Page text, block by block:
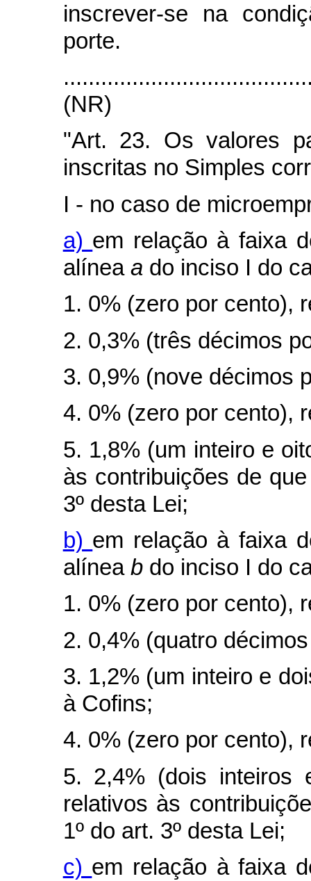
inscrever-se na
porte.
(NR)
"Art. 23. Os valores
inscritas no Simples
I - no caso de
a) em relação à faixa
alínea a do inciso I do
1. 0% (zero por cento),
2. 0,3% (três décimos
3. 0,9% (nove décimos
4. 0% (zero por cento),
5. 1,8% (um inteiro e
às contribuições de
3º desta Lei;
b) em relação à faixa
alínea b do inciso I do
1. 0% (zero por cento),
2. 0,4% (quatro
3. 1,2% (um inteiro e
à Cofins;
4. 0% (zero por cento),
5. 2,4% (dois inteiros
relativos às
1º do art. 3º desta Lei;
c) em relação à faixa